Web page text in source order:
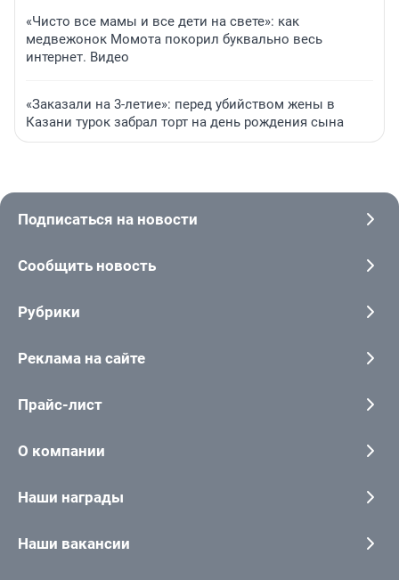
«Чисто все мамы и все дети на свете»: как
медвежонок Момота покорил буквально весь
интернет. Видео
«Заказали на 3-летие»: перед убийством жены в
Казани турок забрал торт на день рождения сына
Подписаться на новости
Сообщить новость
Рубрики
Реклама на сайте
Прайс-лист
О компании
Наши награды
Наши вакансии